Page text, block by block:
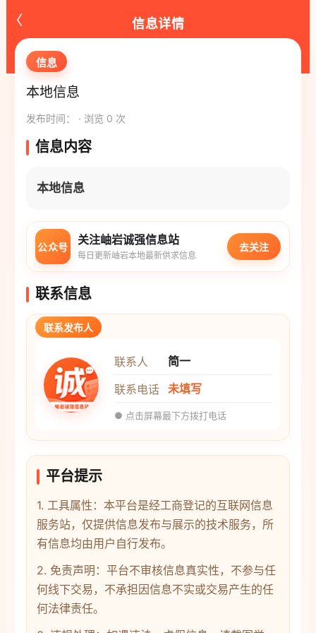
‹ 信息详情
信息
本地信息
发布时间： · 浏览 0 次
信息内容
本地信息
公众号
关注岫岩诚强信息站
每日更新岫岩本地最新供求信息
去关注
联系信息
联系发布人
联系人
简一
联系电话 未填写
● 点击屏幕最下方拨打电话
平台提示
1. 工具属性：本平台是经工商登记的互联网信息
服务站，仅提供信息发布与展示的技术服务，所
有信息均由用户自行发布。
2. 免责声明：平台不审核信息真实性，不参与任
何线下交易，不承担因信息不实或交易产生的任
何法律责任。